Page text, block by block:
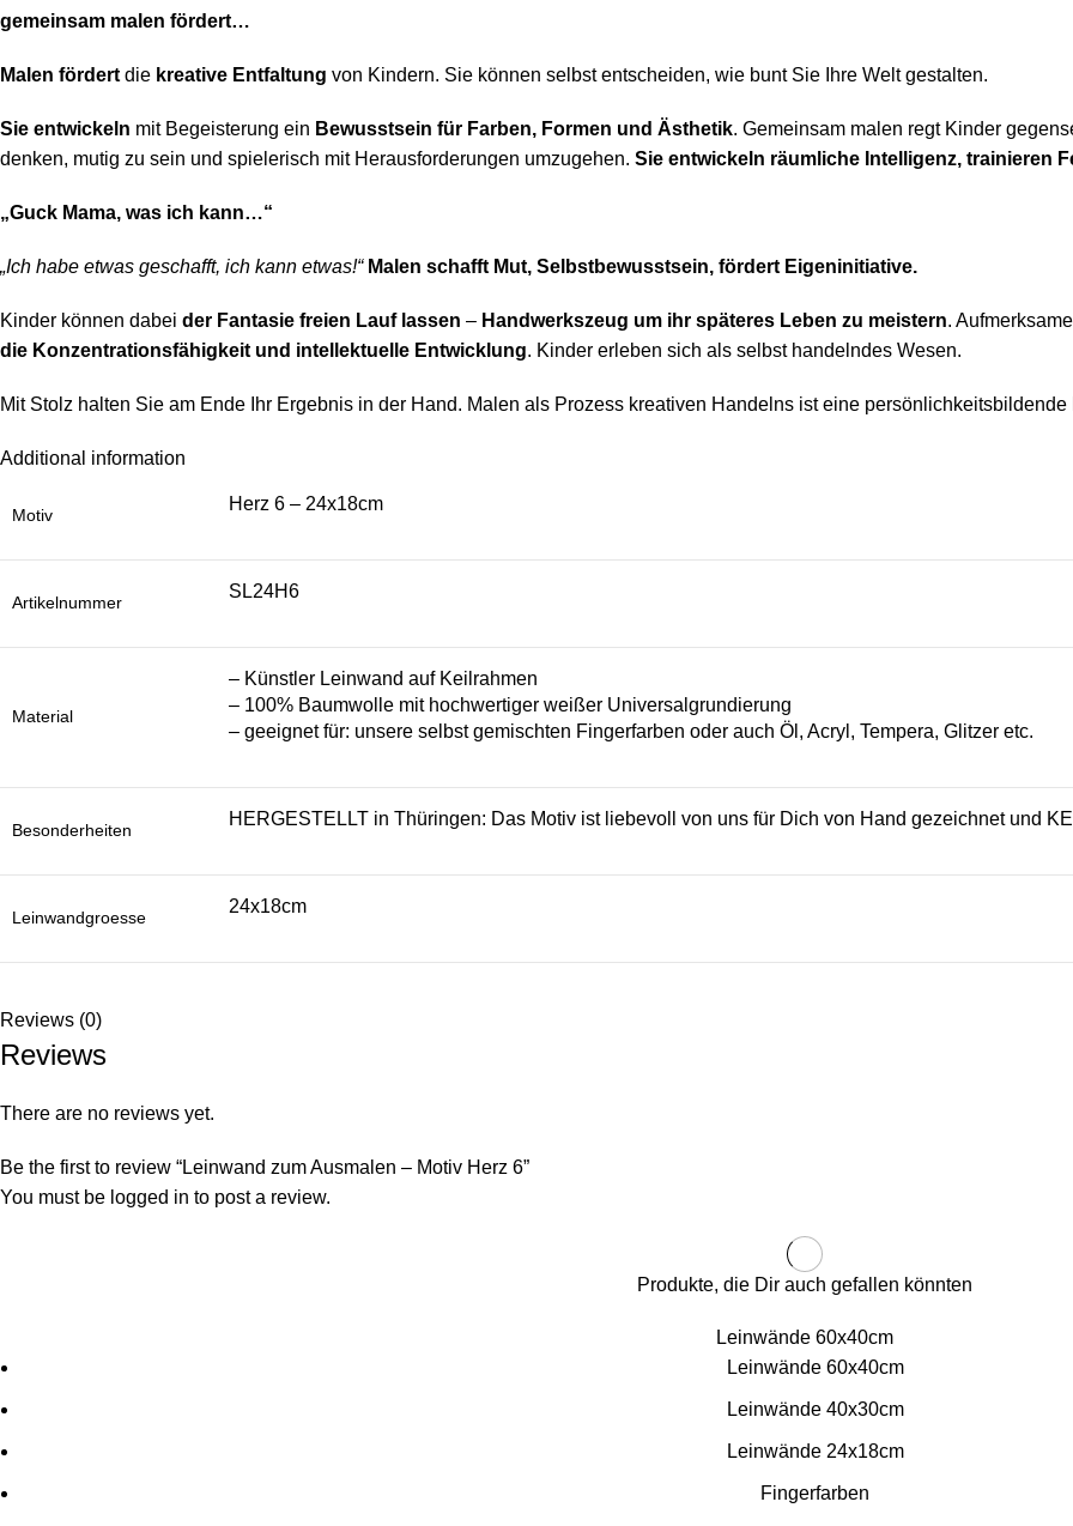
gemeinsam malen fördert…
Malen fördert die kreative Entfaltung von Kindern. Sie können selbst entscheiden, wie bunt Sie Ihre Welt gestalten.
Sie entwickeln mit Begeisterung ein Bewusstsein für Farben, Formen und Ästhetik. Gemeinsam malen regt Kinder
denken, mutig zu sein und spielerisch mit Herausforderungen umzugehen. Sie entwickeln räumliche Intelligenz, trainieren
„Guck Mama, was ich kann…“
„Ich habe etwas geschafft, ich kann etwas!“ Malen schafft Mut, Selbstbewusstsein, fördert Eigeninitiative.
Kinder können dabei der Fantasie freien Lauf lassen – Handwerkszeug um ihr späteres Leben zu meistern.
die Konzentrationsfähigkeit und intellektuelle Entwicklung. Kinder erleben sich als selbst handelndes Wesen.
Mit Stolz halten Sie am Ende Ihr Ergebnis in der Hand. Malen als Prozess kreativen Handelns ist eine
Additional information
Motiv
Herz 6 – 24x18cm
Artikelnummer
SL24H6
Material
– Künstler Leinwand auf Keilrahmen
– 100% Baumwolle mit hochwertiger weißer Universalgrundierung
– geeignet für: unsere selbst gemischten Fingerfarben oder auch Öl, Acryl, Tempera, Glitzer etc.
Besonderheiten
HERGESTELLT in Thüringen: Das Motiv ist liebevoll von uns für Dich von Hand gezeichnet und
Leinwandgroesse
24x18cm
Reviews (0)
Reviews
There are no reviews yet.
Be the first to review “Leinwand zum Ausmalen – Motiv Herz 6”
You must be logged in to post a review.
Produkte, die Dir auch gefallen könnten
Leinwände 60x40cm
Leinwände 60x40cm
Leinwände 40x30cm
Leinwände 24x18cm
Fingerfarben